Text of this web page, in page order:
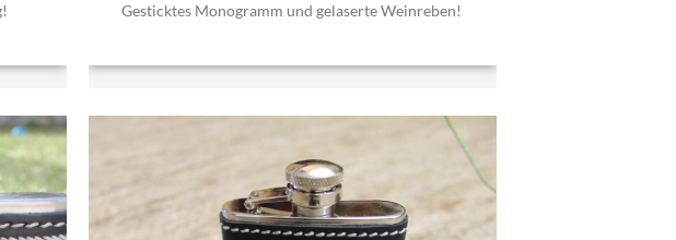
Gesticktes Monogramm und gelaserte Weinreben!